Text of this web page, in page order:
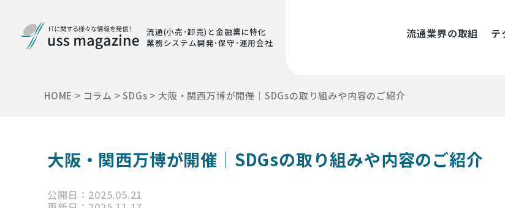
流通(小売･卸売)と金融業に特化
業務システム開発･保守･運用会社
流通業界の取組 テ
HOME > コラム >SDGs > 大阪・関西万博が開催｜SDGsの取り組みや内容のご紹介
大阪・関西万博が開催｜SDGsの取り組みや内容のご紹介
公開日：2025.05.21